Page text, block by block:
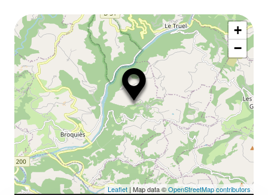
ou
+
−
Leaflet | Map data ©OpenStreetMap contributors